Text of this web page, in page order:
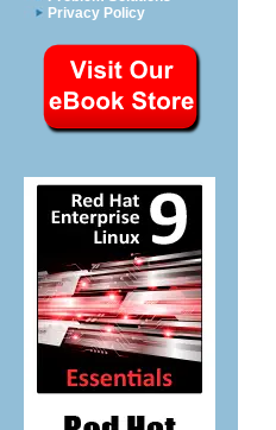
Privacy Policy